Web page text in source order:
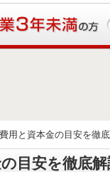
用と資本金の目安を徹
目安を徹底